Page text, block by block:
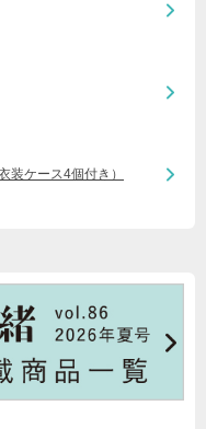
装ケース4個付き）